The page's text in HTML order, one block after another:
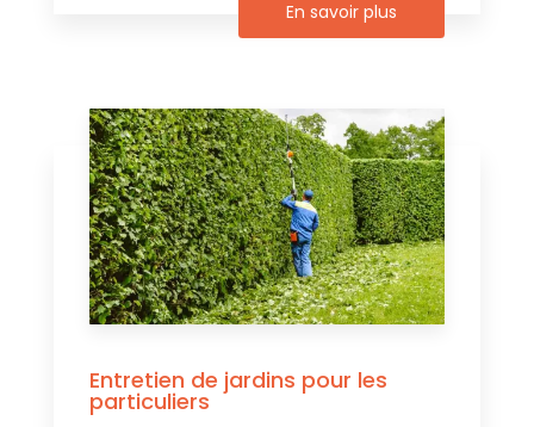
En savoir plus
Entretien de jardins pour les
particuliers